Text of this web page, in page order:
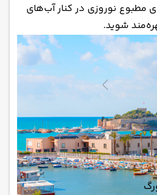
مطبوع نوروزی در کنار آب‌های
شوید.